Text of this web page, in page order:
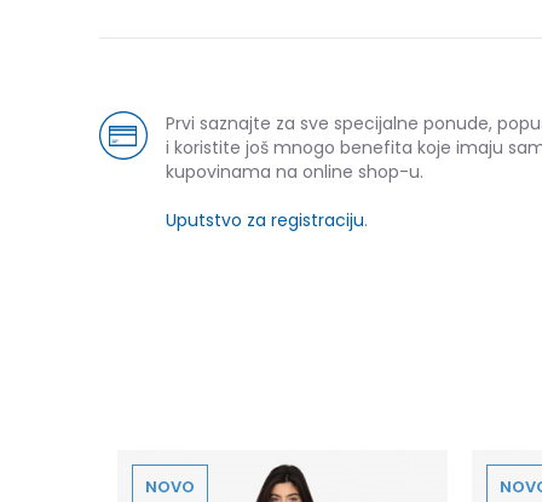
Prvi saznajte za sve specijalne ponude,
i koristite još mnogo benefita koje imaju
kupovinama na online shop-u.
Uputstvo za registraciju.
NOVO